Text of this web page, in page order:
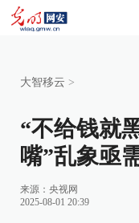
大智移云 >
“不给钱就
嘴”乱象亟
来源： 央视网
2025-08-01 20:39